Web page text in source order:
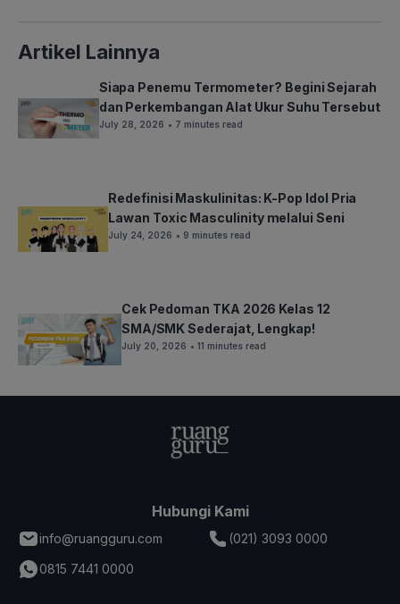
Artikel Lainnya
Siapa Penemu Termometer? Begini Sejarah
dan Perkembangan Alat Ukur Suhu Tersebut
July 28, 2026 • 7 minutes read
Redefinisi Maskulinitas: K-Pop Idol Pria
Lawan Toxic Masculinity melalui Seni
July 24, 2026 • 9 minutes read
Cek Pedoman TKA 2026 Kelas 12
SMA/SMK Sederajat, Lengkap!
July 20, 2026 • 11 minutes read
Hubungi Kami
info@ruangguru.com
(021) 3093 0000
0815 7441 0000